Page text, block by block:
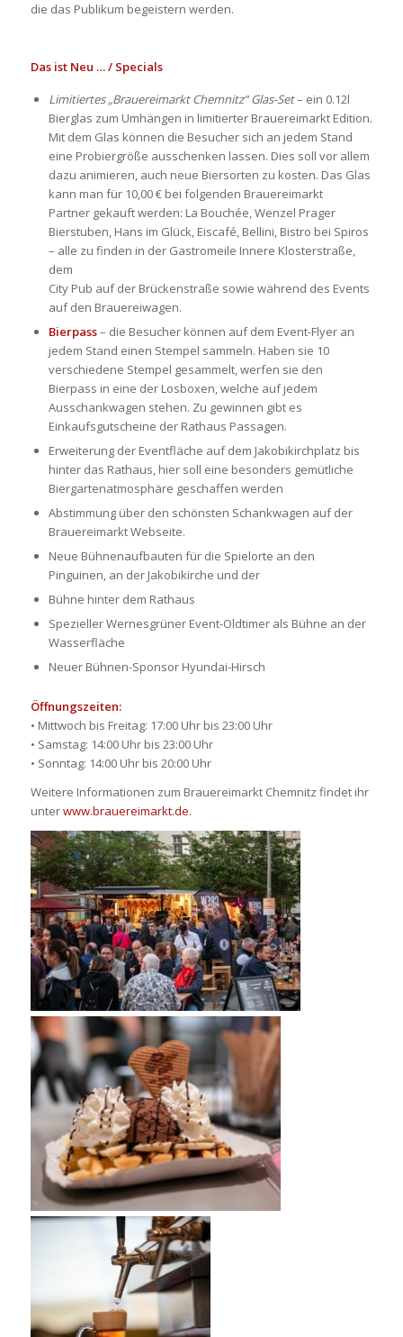
die das Publikum begeistern werden.
Das ist Neu … / Specials
Limitiertes „Brauereimarkt Chemnitz“ Glas-Set– ein 0.12l
Bierglas zum Umhängen in limitierter Brauereimarkt Edition.
Mit dem Glas können die Besucher sich an jedem Stand
eine Probiergröße ausschenken lassen. Dies soll vor allem
dazu animieren, auch neue Biersorten zu kosten. Das Glas
kann man für 10,00 € bei folgenden Brauereimarkt
Partner gekauft werden: La Bouchée, Wenzel Prager
Bierstuben, Hans im Glück, Eiscafé, Bellini, Bistro bei Spiros
– alle zu finden in der Gastromeile Innere Klosterstraße,
dem
City Pub auf der Brückenstraße sowie während des Events
auf den Brauereiwagen.
Bierpass– die Besucher können auf dem Event-Flyer an
jedem Stand einen Stempel sammeln. Haben sie 10
verschiedene Stempel gesammelt, werfen sie den
Bierpass in eine der Losboxen, welche auf jedem
Ausschankwagen stehen. Zu gewinnen gibt es
Einkaufsgutscheine der Rathaus Passagen.
Erweiterung der Eventfläche auf dem Jakobikirchplatz bis
hinter das Rathaus, hier soll eine besonders gemütliche
Biergartenatmosphäre geschaffen werden
Abstimmung über den schönsten Schankwagen auf der
Brauereimarkt Webseite.
Neue Bühnenaufbauten für die Spielorte an den
Pinguinen, an der Jakobikirche und der
Bühne hinter dem Rathaus
Spezieller Wernesgrüner Event-Oldtimer als Bühne an der
Wasserfläche
Neuer Bühnen-Sponsor Hyundai-Hirsch
Öffnungszeiten:
• Mittwoch bis Freitag: 17:00 Uhr bis 23:00 Uhr
• Samstag: 14:00 Uhr bis 23:00 Uhr
• Sonntag: 14:00 Uhr bis 20:00 Uhr
Weitere Informationen zum Brauereimarkt Chemnitz findet ihr
unterwww.brauereimarkt.de.